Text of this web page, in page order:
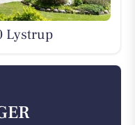
Lystrup